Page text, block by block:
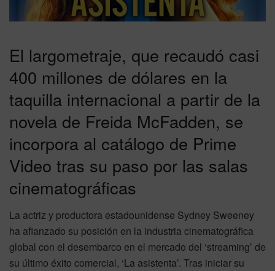
El largometraje, que recaudó casi
400 millones de dólares en la
taquilla internacional a partir de la
novela de Freida McFadden, se
incorpora al catálogo de Prime
Video tras su paso por las salas
cinematográficas
La actriz y productora estadounidense Sydney Sweeney
ha afianzado su posición en la industria cinematográfica
global con el desembarco en el mercado del ‘streaming’ de
su último éxito comercial, ‘La asistenta’. Tras iniciar su